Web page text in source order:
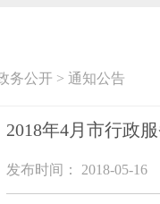
务公开 > 通知公告
2018年4月市行政
发布时间： 2018-05-16